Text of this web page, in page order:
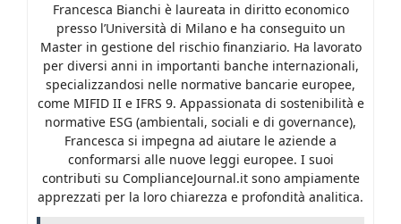
Francesca Bianchi è laureata in diritto economico
presso l’Università di Milano e ha conseguito un
Master in gestione del rischio finanziario. Ha lavorato
per diversi anni in importanti banche internazionali,
specializzandosi nelle normative bancarie europee,
come MIFID II e IFRS 9. Appassionata di sostenibilità e
normative ESG (ambientali, sociali e di governance),
Francesca si impegna ad aiutare le aziende a
conformarsi alle nuove leggi europee. I suoi
contributi su ComplianceJournal.it sono ampiamente
apprezzati per la loro chiarezza e profondità analitica.